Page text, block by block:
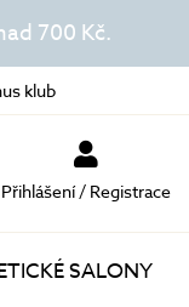
700 Kč.
klub
Přihlášení / Registrace
SALONY